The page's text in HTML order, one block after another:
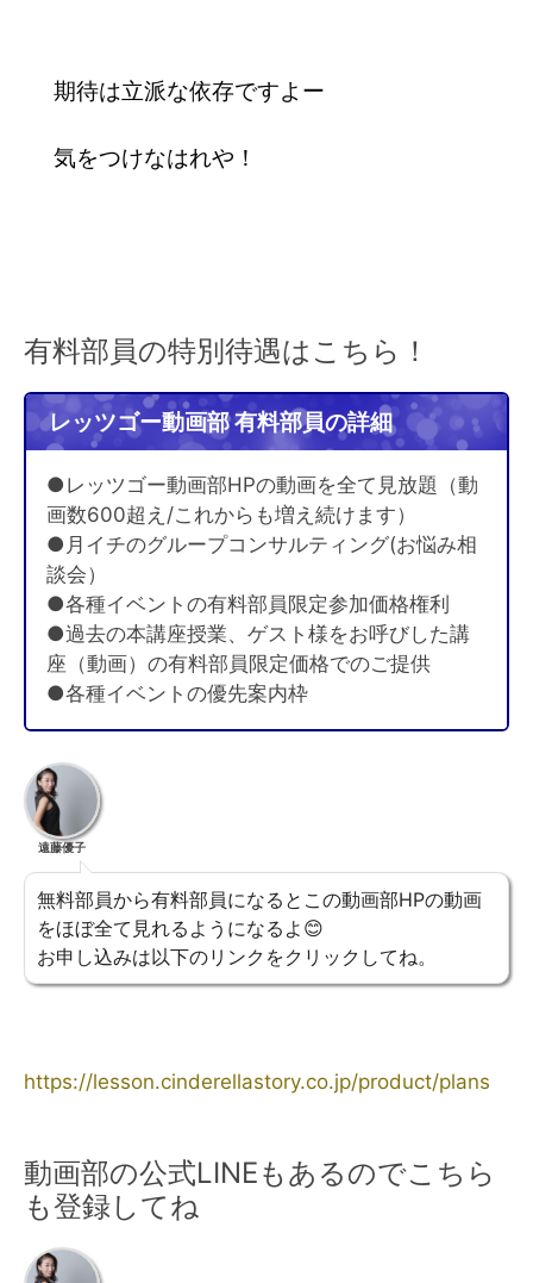
期待は立派な依存ですよー
気をつけなはれや！
有料部員の特別待遇はこちら！
レッツゴー動画部 有料部員の詳細
●レッツゴー動画部HPの動画を全て見放題（動
画数600超え/これからも増え続けます）
●月イチのグループコンサルティング(お悩み相
談会）
●各種イベントの有料部員限定参加価格権利
●過去の本講座授業、ゲスト様をお呼びした講
座（動画）の有料部員限定価格でのご提供
●各種イベントの優先案内枠
遠藤優子
無料部員から有料部員になるとこの動画部HPの動画
をほぼ全て見れるようになるよ😊
お申し込みは以下のリンクをクリックしてね。
https://lesson.cinderellastory.co.jp/product/plans
動画部の公式LINEもあるのでこちら
も登録してね